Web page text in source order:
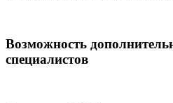
Возможность
специалистов